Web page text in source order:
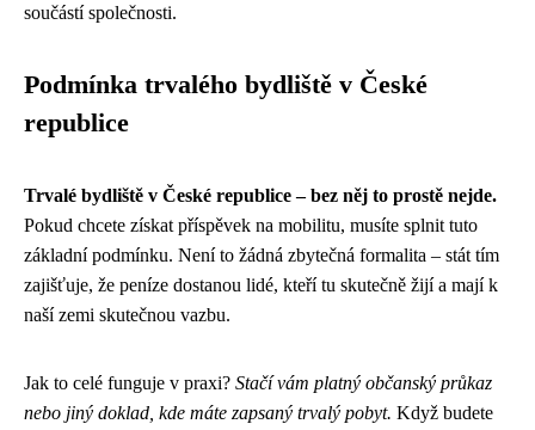
součástí společnosti.
Podmínka trvalého bydliště v České
republice
Trvalé bydliště v České republice – bez něj to prostě nejde.
Pokud chcete získat příspěvek na mobilitu, musíte splnit tuto
základní podmínku. Není to žádná zbytečná formalita – stát tím
zajišťuje, že peníze dostanou lidé, kteří tu skutečně žijí a mají k
naší zemi skutečnou vazbu.
Jak to celé funguje v praxi? Stačí vám platný občanský průkaz
nebo jiný doklad, kde máte zapsaný trvalý pobyt. Když budete